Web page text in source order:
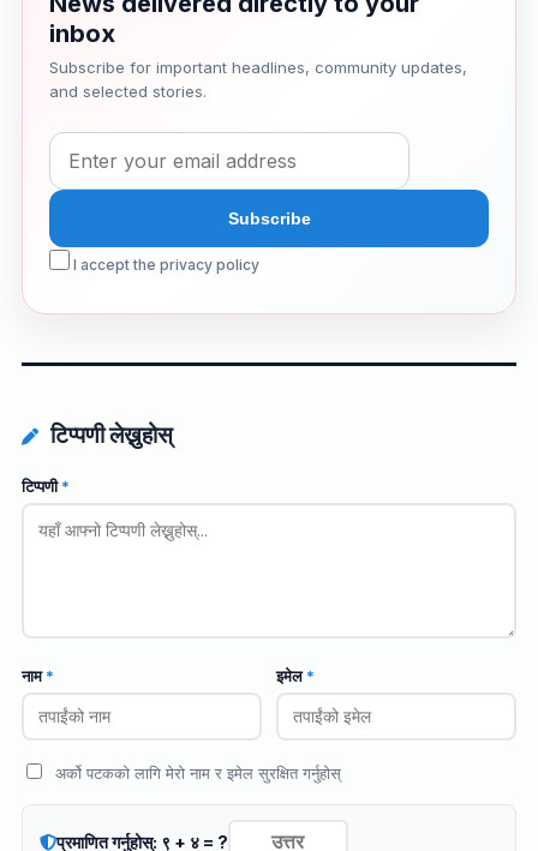
inbox
Subscribe for important headlines, community updates,
and selected stories.
I accept the privacy policy
टिप्पणी लेख्नुहोस्
टिप्पणी*
नाम* इमेल*
अर्को पटकको लागि मेरो नाम र इमेल सुरक्षित गर्नुहोस्
प्रमाणित गर्नुहोस्: ९ + ४ = ?